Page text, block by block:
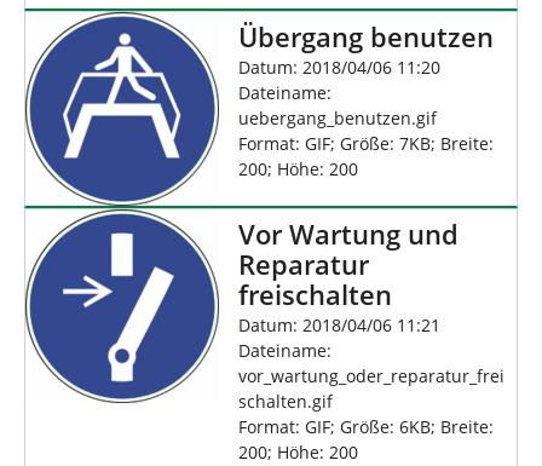
Übergang benutzen
Datum: 2018/04/06 11:20
Dateiname:
uebergang_benutzen.gif
Format: GIF; Größe: 7KB; Breite:
200; Höhe: 200
Vor Wartung und
Reparatur
freischalten
Datum: 2018/04/06 11:21
Dateiname:
vor_wartung_oder_reparatur_frei
schalten.gif
Format: GIF; Größe: 6KB; Breite:
200; Höhe: 200